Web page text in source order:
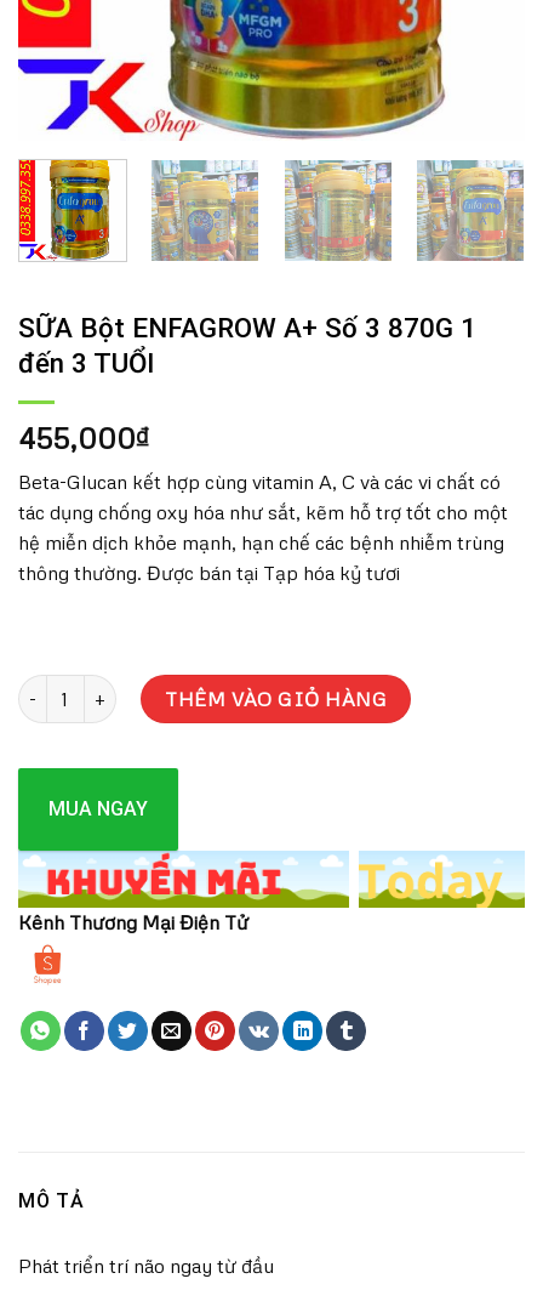
SỮA Bột ENFAGROW A+ Số 3 870G 1
đến 3 TUỔI
455,000₫
Beta-Glucan kết hợp cùng vitamin A, C và các vi chất có
tác dụng chống oxy hóa như sắt, kẽm hỗ trợ tốt cho một
hệ miễn dịch khỏe mạnh, hạn chế các bệnh nhiễm trùng
thông thường. Được bán tại Tạp hóa kỷ tươi
SỮA Bột ENFAGROW A+ Số 3 870G 1 đến 3 TUỔI số lượng
THÊM VÀO GIỎ HÀNG
MUA NGAY
Kênh Thương Mại Điện Tử
MÔ TẢ
Phát triển trí não ngay từ đầu